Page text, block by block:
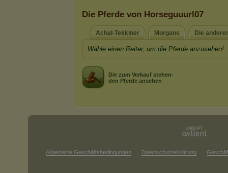
Die Pferde von Horseguuurl07
Achal-Tekkiner Morgans Die
Wähle einen Reiter, um die Pferde anzusehen!
Die zum Verkauf stehen-
den Pferde ansehen
Allgemeine Geschäftsbedingungen Datenschutzerklärung